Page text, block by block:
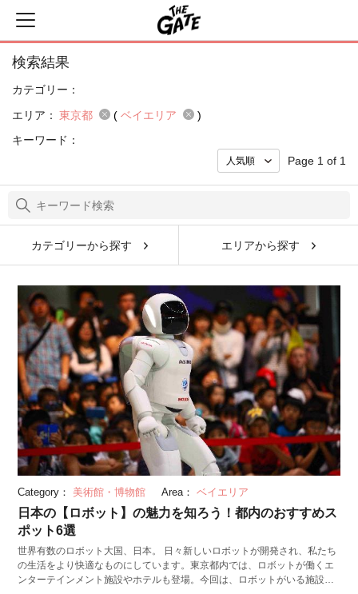
検索結果
カテゴリー：
エリア： 東京都 ( ベイエリア
)
キーワード：
Page 1 of 1
カテゴリーから探す エリアから探す
Category： 美術館・博物館 Area： ベイエリア
日本の【ロボット】の魅力を知ろう！都内のおすすめス
ポット6選
世界有数のロボット大国、日本。 日々新しいロボットが開発され、私たち
の生活をより快適なものにしています。東京都内では、ロボットが働くエ
ンターテインメント施設やホテルも登場。今回は、ロボットがいる施設や